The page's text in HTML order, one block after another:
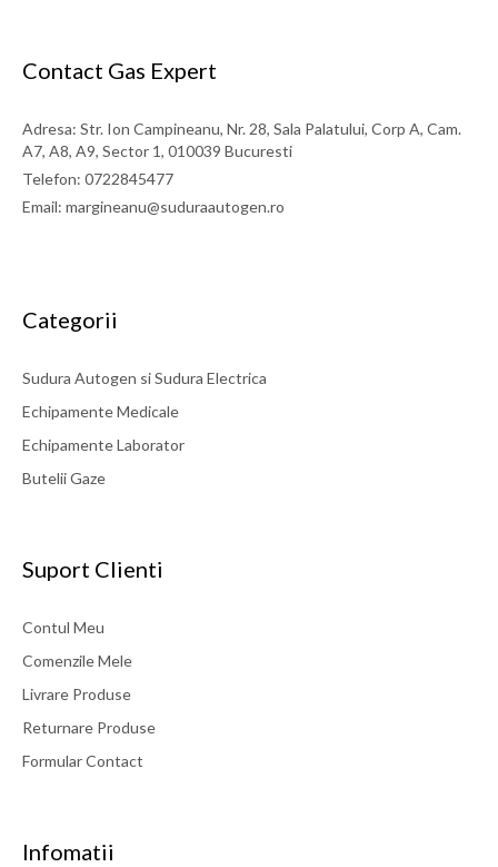
Contact Gas Expert
Adresa: Str. Ion Campineanu, Nr. 28, Sala Palatului, Corp A, Cam.
A7, A8, A9, Sector 1, 010039 Bucuresti
Telefon: 0722845477
Email: margineanu@suduraautogen.ro
Categorii
Sudura Autogen si Sudura Electrica
Echipamente Medicale
Echipamente Laborator
Butelii Gaze
Suport Clienti
Contul Meu
Comenzile Mele
Livrare Produse
Returnare Produse
Formular Contact
Infomatii